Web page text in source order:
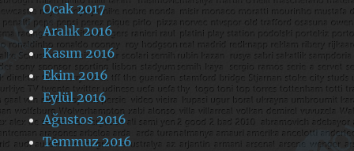
Ocak 2017
Aralık 2016
Kasım 2016
Ekim 2016
Eylül 2016
Ağustos 2016
Temmuz 2016